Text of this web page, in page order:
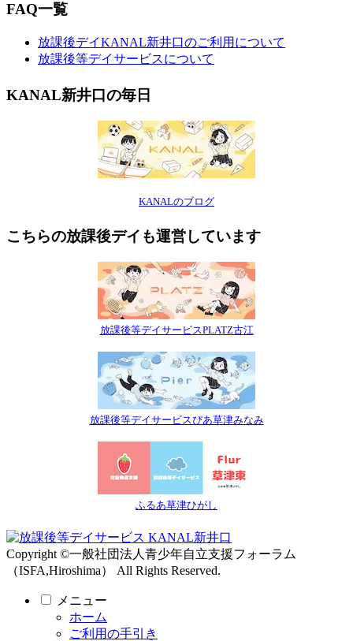
FAQ一覧
放課後デイKANAL新井口のご利用について
放課後等デイサービスについて
KANAL新井口の毎日
KANALのブログ
こちらの放課後デイも運営しています
放課後等デイサービスPLATZ古江
放課後等デイサービスぴあ草津みなみ
ふるあ草津ひがし
Copyright ©一般社団法人青少年自立支援フォーラム
（ISFA,Hiroshima） All Rights Reserved.
メニュー
ホーム
ご利用の手引き